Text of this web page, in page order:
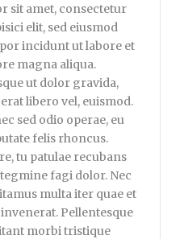
sit amet, consectetur
elit, sed eiusmod
incidunt ut labore et
magna aliqua.
ut dolor gravida,
libero vel, euismod.
sed odio operae, eu
felis rhoncus.
tu patulae recubans
fagi dolor. Nec
multa iter quae et
Pellentesque
morbi tristique